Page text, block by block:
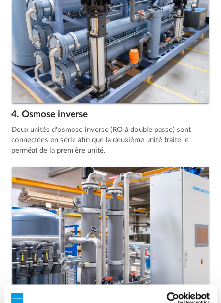
4. Osmose inverse
Deux unités d'osmose inverse (RO à double passe) sont
connectées en série afin que la deuxième unité traite le
perméat de la première unité.